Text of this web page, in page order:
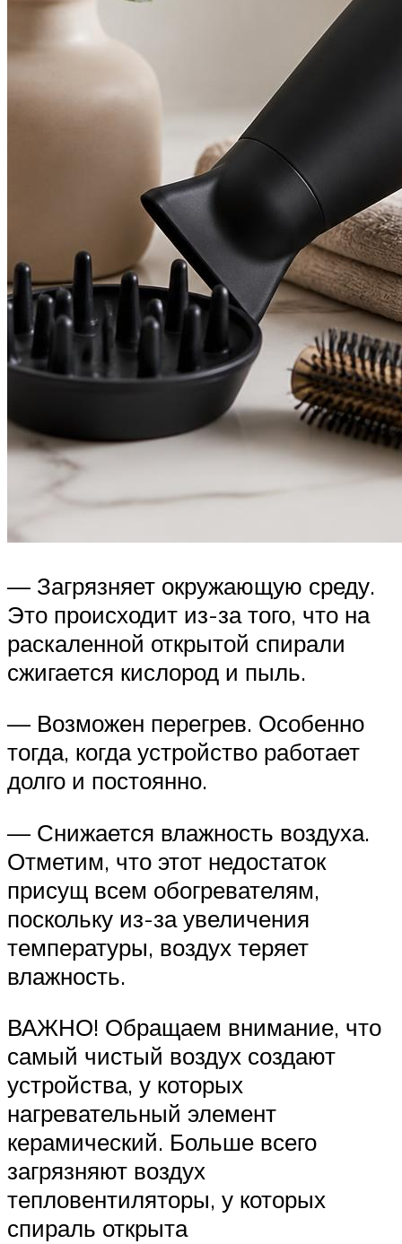
— Загрязняет окружающую среду.
Это происходит из-за того, что на
раскаленной открытой спирали
сжигается кислород и пыль.
— Возможен перегрев. Особенно
тогда, когда устройство работает
долго и постоянно.
— Снижается влажность воздуха.
Отметим, что этот недостаток
присущ всем обогревателям,
поскольку из-за увеличения
температуры, воздух теряет
влажность.
ВАЖНО! Обращаем внимание, что
самый чистый воздух создают
устройства, у которых
нагревательный элемент
керамический. Больше всего
загрязняют воздух
тепловентиляторы, у которых
спираль открыта